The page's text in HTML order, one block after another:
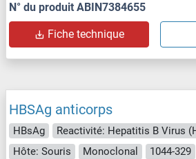
N° du produit ABIN7384655
Fiche technique
HBSAg anticorps
HBsAg Reactivité: Hepatitis B Virus
Hôte: Souris
Monoclonal 1044-329